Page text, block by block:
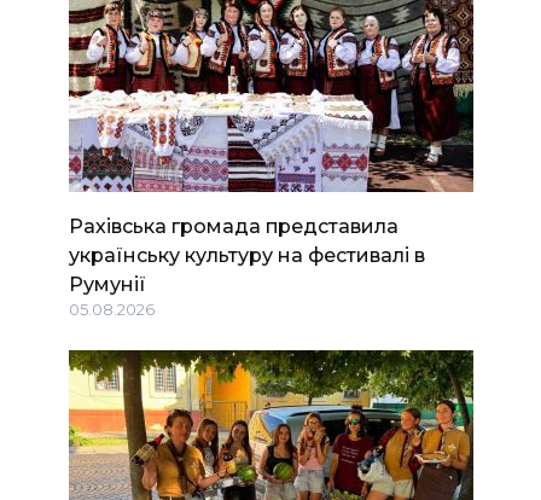
Рахівська громада представила
українську культуру на фестивалі в
Румунії
05.08.2026